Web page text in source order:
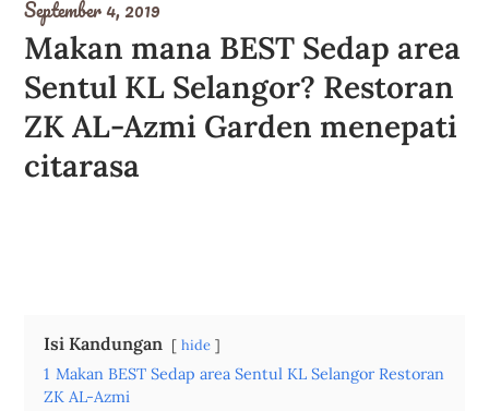
September 4, 2019
Makan mana BEST Sedap area
Sentul KL Selangor? Restoran
ZK AL-Azmi Garden menepati
citarasa
Isi Kandungan hide
1 Makan BEST Sedap area Sentul KL Selangor Restoran
ZK AL-Azmi